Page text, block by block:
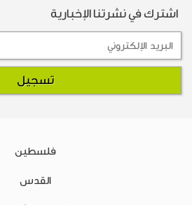
اشترك في نشرتنا الإخبارية
فلسطين
القدس